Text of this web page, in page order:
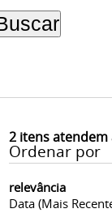
2itens atendem
Ordenar por
relevância
Data (mais